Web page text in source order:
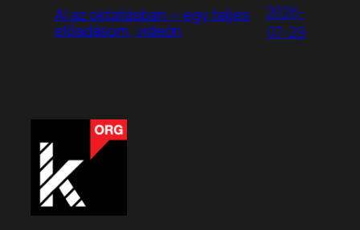
AI az oktatásban — egy teljes
előadásom, videón
2026-
07-29